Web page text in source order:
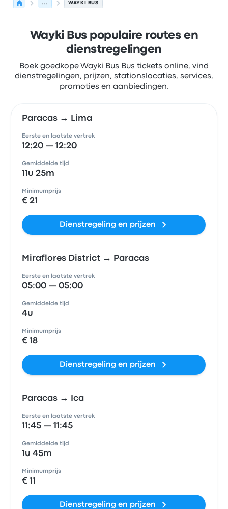
... WAYKI BUS
Wayki Bus populaire routes en
dienstregelingen
Boek goedkope Wayki Bus Bus tickets online, vind
dienstregelingen, prijzen, stationslocaties, services,
promoties en aanbiedingen.
Paracas → Lima
Eerste en laatste vertrek
12:20 — 12:20
Gemiddelde tijd
11u 25m
Minimumprijs
€ 21
Dienstregeling en prijzen
Miraflores District → Paracas
Eerste en laatste vertrek
05:00 — 05:00
Gemiddelde tijd
4u
Minimumprijs
€ 18
Dienstregeling en prijzen
Paracas → Ica
Eerste en laatste vertrek
11:45 — 11:45
Gemiddelde tijd
1u 45m
Minimumprijs
€ 11
Dienstregeling en prijzen